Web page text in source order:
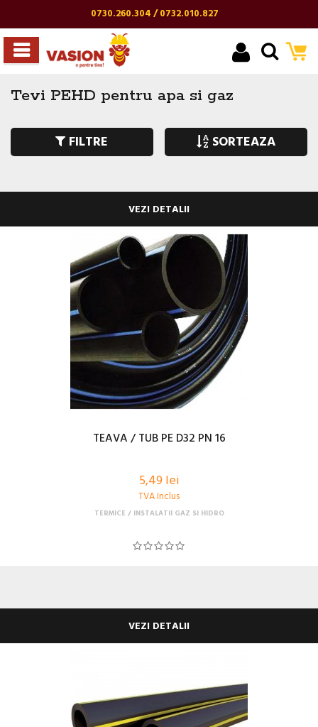
0730.260.304 / 0732.010.827
Tevi PEHD pentru apa si gaz
FILTRE SORTEAZA
VEZI DETALII
TEAVA / TUB PE D32 PN 16
5,49 lei
TVA Inclus
TERMICE INSTALATII GAZ SI HIDRO
VEZI DETALII